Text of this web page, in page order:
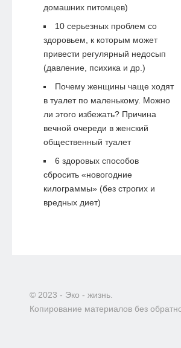
домашних питомцев)
10 серьезных проблем со
здоровьем, к которым может
привести регулярный недосып
(давление, психика и др.)
Почему женщины чаще ходят
в туалет по маленькому. Можно
ли этого избежать? Причина
вечной очереди в женский
общественный туалет
6 здоровых способов
сбросить «новогодние
килограммы» (без строгих и
вредных диет)
© 2023 - Эко - жизнь.
Копирование материалов без